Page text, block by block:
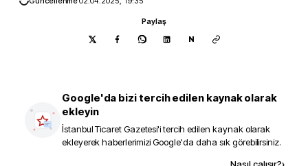
Paylaş
N
Google'da bizi tercih edilen kaynak olarak
ekleyin
İstanbul Ticaret Gazetesi'i tercih edilen kaynak olarak
ekleyerek haberlerimizi Google'da daha sık görebilirsiniz.